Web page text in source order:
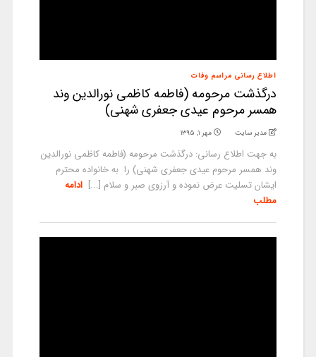
اطلاع رسانی مراسم وفات
درگذشت مرحومه (فاطمه کاظمی نورالدین وند
همسر مرحوم عیدی جعفری شهنی)
مدیر سایت مهر ۱, ۱۳۹۵
به جهت اطلاع رسانی: درگذشت مرحومه (فاطمه کاظمی نورالدین
وند همسر مرحوم عیدی جعفری شهنی) را به خانواده محترم
ایشان تسلیت عرض نموده و آرزوی صبر و سلام [...] ادامه
مطلب